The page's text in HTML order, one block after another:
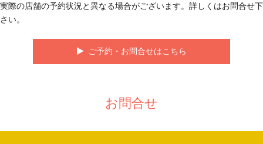
実際の店舗の予約状況と異なる場合がございます。詳しくはお問合せ下
さい。
ご予約・お問合せはこちら
お問合せ